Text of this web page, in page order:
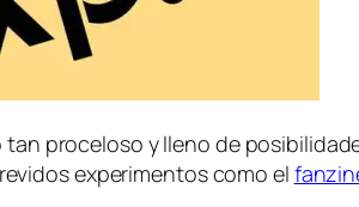
pro­ce­lo­so y lleno de
ex­pe­ri­men­tos co­mo el